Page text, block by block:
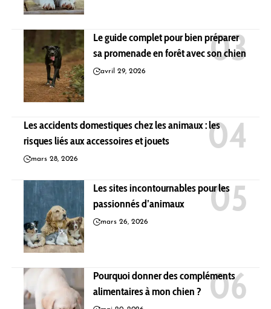
Le guide complet pour bien préparer
sa promenade en forêt avec son chien
avril 29, 2026
Les accidents domestiques chez les animaux : les
risques liés aux accessoires et jouets
mars 28, 2026
Les sites incontournables pour les
passionnés d’animaux
mars 26, 2026
Pourquoi donner des compléments
alimentaires à mon chien ?